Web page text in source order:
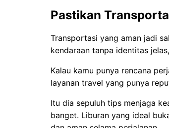
Pastikan
Transportasi yang aman jadi
kendaraan tanpa identitas
Kalau kamu punya rencana
layanan travel yang punya
Itu dia sepuluh tips menjaga
banget. Liburan yang ideal